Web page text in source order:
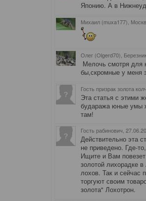
Японию. А в
Михаил (muxa177),
Олег (Olgerd70),
Мелочь смотря для
бы,скромные у меня
Гость призрак золота
Эта статья с этими
будаража юные умы
там!
Гость рабинович ,
Действительно эта
не приведено. Где-
Ищите и Вам
золотой лихорадке
лохов. Так и сейчас
торгуют своим
золота" Лохотрон.